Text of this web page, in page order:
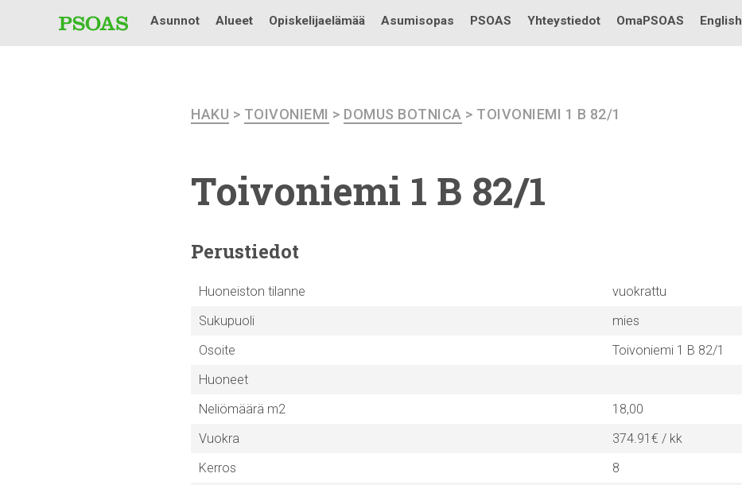
Testi
Asunnot Alueet Opiskelijaelämää Asumisopas PSOAS Yhteystiedot OmaPSOAS English
HAKU > TOIVONIEMI > DOMUS BOTNICA > TOIVONIEMI 1 B 82/1
Toivoniemi 1 B 82/1
Perustiedot
Huoneiston tilanne
vuokrattu
Sukupuoli
mies
Osoite
Toivoniemi 1 B 82/1
Huoneet
Neliömäärä m2
18,00
Vuokra
374.91€ / kk
Kerros
8